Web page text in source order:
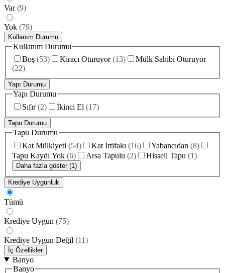
Var (9)
Yok (79)
Kullanım Durumu
Kullanım Durumu
Boş (53) Kiracı Oturuyor (13)
Mülk Sahibi Oturuyor
(22)
Yapı Durumu
Yapı Durumu
Sıfır (2) İkinci El (17)
Tapu Durumu
Tapu Durumu
Kat Mülkiyeti (54) Kat İrtifakı (16) Yabancıdan (8)
Tapu Kaydı Yok (6) Arsa Tapulu (2) Hisseli Tapu (1)
Daha fazla göster (1)
Krediye Uygunluk
Tümü
Krediye Uygun (75)
Krediye Uygun Değil (11)
İç Özellikler
Banyo
Banyo